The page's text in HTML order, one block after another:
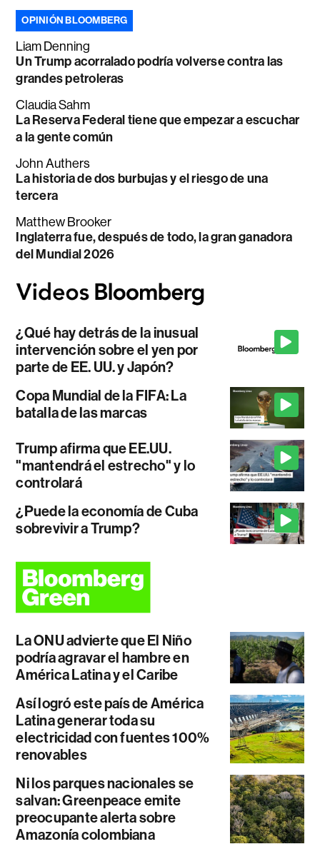
OPINIÓN BLOOMBERG
Liam Denning
Un Trump acorralado podría volverse contra las
grandes petroleras
Claudia Sahm
La Reserva Federal tiene que empezar a escuchar
a la gente común
John Authers
La historia de dos burbujas y el riesgo de una
tercera
Matthew Brooker
Inglaterra fue, después de todo, la gran ganadora
del Mundial 2026
¿Qué hay detrás de la inusual
intervención sobre el yen por
parte de EE. UU. y Japón?
Copa Mundial de la FIFA: La
batalla de las marcas
Trump afirma que EE.UU.
"mantendrá el estrecho" y lo
controlará
¿Puede la economía de Cuba
sobrevivir a Trump?
La ONU advierte que El Niño
podría agravar el hambre en
América Latina y el Caribe
Así logró este país de América
Latina generar toda su
electricidad con fuentes 100%
renovables
Ni los parques nacionales se
salvan: Greenpeace emite
preocupante alerta sobre
Amazonía colombiana